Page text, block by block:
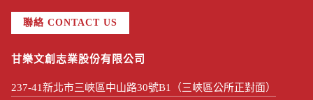
聯絡 CONTACT US
甘樂文創志業股份有限公司
237-41新北市三峽區中山路30號B1（三峽區公所正對面）